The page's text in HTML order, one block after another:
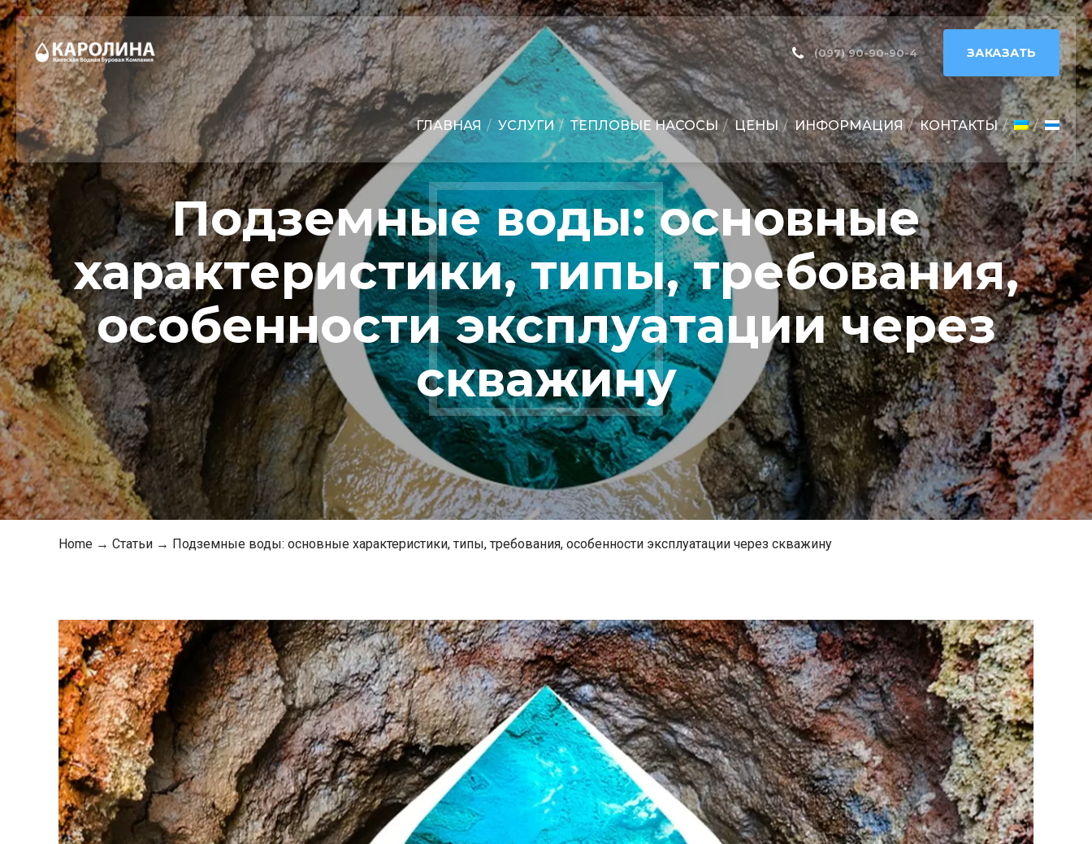
(097) 90-90-90-4 ЗАКАЗАТЬ
ГЛАВНАЯ УСЛУГИ ТЕПЛОВЫЕ НАСОСЫ ЦЕНЫ ИНФОРМАЦИЯ КОНТАКТЫ
Подземные воды: основные
характеристики, типы, требования,
особенности эксплуатации через
скважину
Home → Статьи → Подземные воды: основные характеристики, типы, требования, особенности эксплуатации через скважину